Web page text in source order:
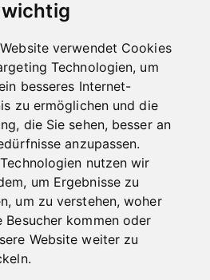
verwendet Cookies
Technologien, um
besseres Internet-
zu ermöglichen und die
die Sie sehen, besser an
anzupassen.
nutzen wir
um Ergebnisse zu
um zu verstehen, woher
Besucher kommen oder
Website weiter zu
Hugg sand